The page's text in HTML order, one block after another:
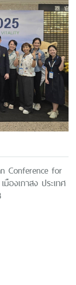
Conference for
องเกาสง ประเทศ